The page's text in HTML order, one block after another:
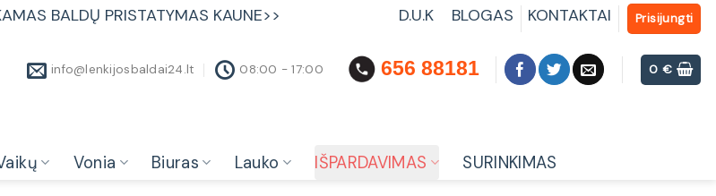
BALDŲ PRISTATYMAS KAUNE>> D.U.K BLOGAS KONTAKTAI Prisijungti
info@lenkijosbaldai24.lt
08:00 - 17:00 656 88181 0€
Vonia Biuras Lauko IŠPARDAVIMAS SURINKIMAS